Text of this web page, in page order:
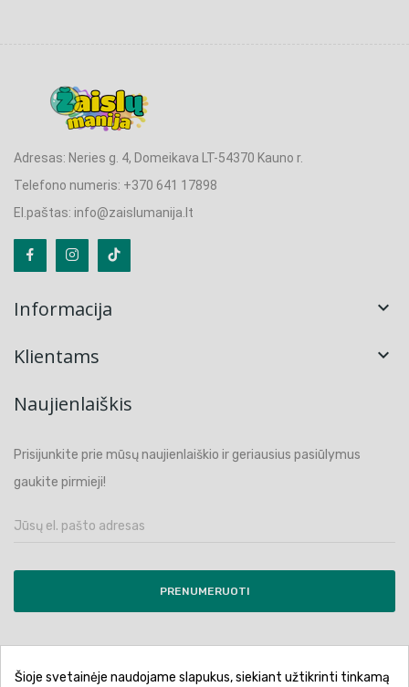
Adresas: Neries g. 4, Domeikava LT-54370 Kauno r.
Telefono numeris: +370 641 17898
El.paštas: info@zaislumanija.lt
Informacija 
Klientams 
Naujienlaiškis
Prisijunkite prie mūsų naujienlaiškio ir geriausius pasiūlymus
gaukite pirmieji!
PRENUMERUOTI
Šioje svetainėje naudojame slapukus, siekiant užtikrinti tinkamą